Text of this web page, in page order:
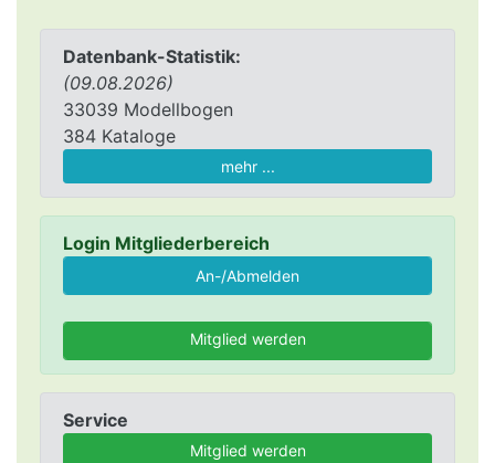
Datenbank-Statistik:
(09.08.2026)
33039 Modellbogen
384 Kataloge
mehr ...
Login Mitgliederbereich
Mitglied werden
Service
Mitglied werden